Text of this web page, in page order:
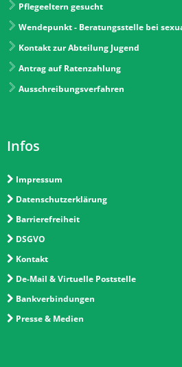
Pflegeeltern gesucht
Wendepunkt - Beratungsstelle bei
Kontakt zur Abteilung Jugend
Antrag auf Ratenzahlung
Ausschreibungsverfahren
Infos
Impressum
Datenschutzerklärung
Barrierefreiheit
DSGVO
Kontakt
De-Mail & Virtuelle Poststelle
Bankverbindungen
Presse & Medien